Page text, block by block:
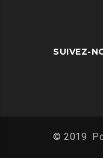
SUIVEZ-
© 2019